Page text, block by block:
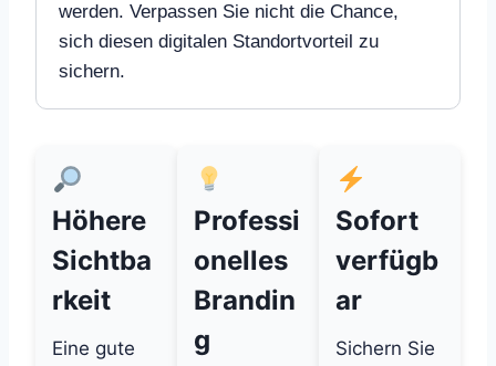
werden. Verpassen Sie nicht die Chance,
sich diesen digitalen Standortvorteil zu
sichern.
Höhere
Sichtba
rkeit
Eine gute
Professi
onelles
Brandin
g
Sofort
verfügb
ar
Sichern Sie